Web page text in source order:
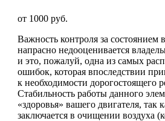
от 1000 руб.
Важность контроля за состоянием
напрасно недооценивается
и это, пожалуй, одна из самых
ошибок, которая впоследствии
к необходимости дорогостоящего
Стабильность работы данного
«здоровья» вашего двигателя, так
заключается в очищении воздуха